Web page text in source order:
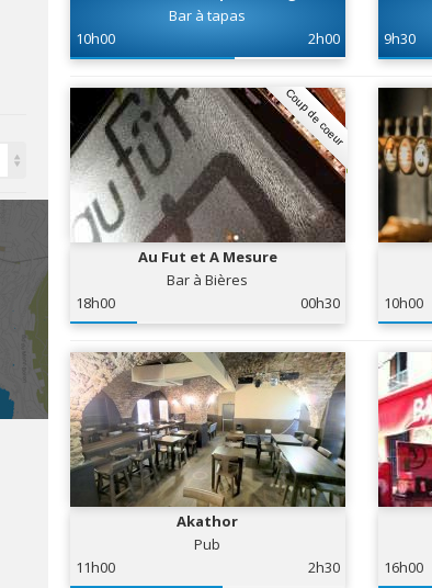
Bar à tapas
10h00
2h00
9h30
Coup de coeur
Au Fut et A Mesure
Bar à Bières
18h00
00h30
10h00
Akathor
Pub
11h00
2h30
16h00